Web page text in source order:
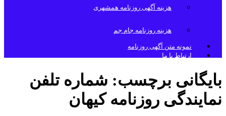
هزینه آگهی روزنامه همشهری
هزینه روزنامه جام جم
نمونه متن آگهی روزنامه
ارتباط با ما
بایگانی برچسب: شماره تلفن
نمایندگی روزنامه کیهان